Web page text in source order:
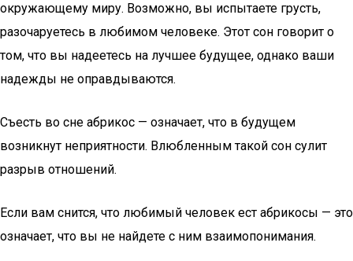
окружающему миру. Возможно, вы испытаете грусть,
разочаруетесь в любимом человеке. Этот сон говорит о
том, что вы надеетесь на лучшее будущее, однако ваши
надежды не оправдываются.
Съесть во сне абрикос — означает, что в будущем
возникнут неприятности. Влюбленным такой сон сулит
разрыв отношений.
Если вам снится, что любимый человек ест абрикосы — это
означает, что вы не найдете с ним взаимопонимания.